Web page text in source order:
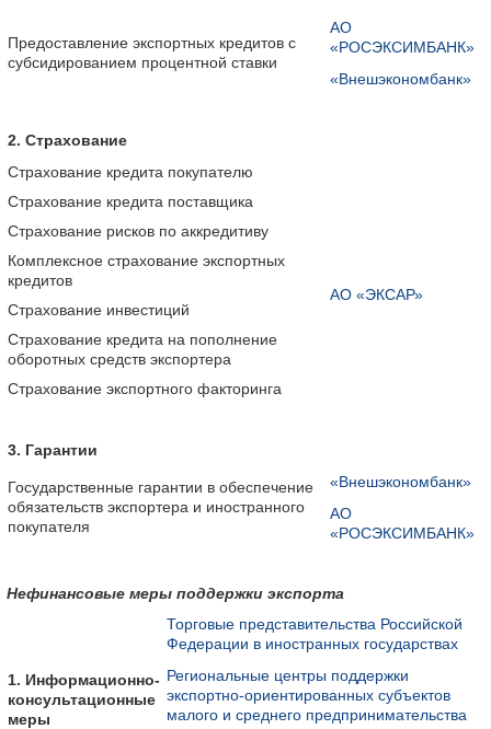
Предоставление экспортных кредитов с
субсидированием процентной ставки
АО
«РОСЭКСИМБАНК»
«Внешэкономбанк»
2. Страхование
Страхование кредита покупателю
Страхование кредита поставщика
Страхование рисков по аккредитиву
Комплексное страхование экспортных
кредитов
Страхование инвестиций
Страхование кредита на пополнение
оборотных средств экспортера
Страхование экспортного факторинга
АО «ЭКСАР»
3. Гарантии
Государственные гарантии в обеспечение
обязательств экспортера и иностранного
покупателя
«Внешэкономбанк»
АО
«РОСЭКСИМБАНК»
Нефинансовые меры поддержки экспорта
1. Информационно-
консультационные
меры
Торговые представительства Российской
Федерации в иностранных государствах
Региональные центры поддержки
экспортно-ориентированных субъектов
малого и среднего предпринимательства